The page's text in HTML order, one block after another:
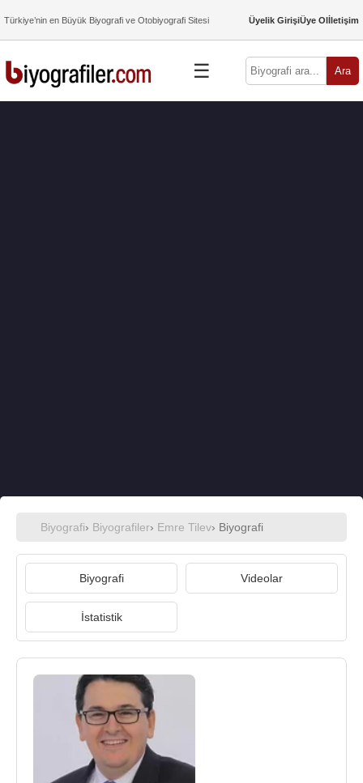
Türkiye’nin en Büyük Biyografi ve Otobiyografi Sitesi Üyelik GirişiÜye Olİletişim
☰ Ara
Biyografi› Biyografiler› Emre Tilev› Biyografi
Biyografi Videolar
İstatistik